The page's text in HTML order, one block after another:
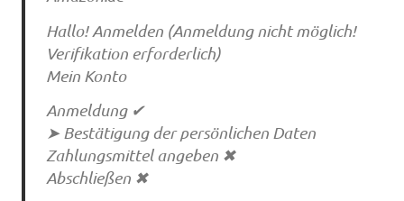
Hallo! Anmelden (Anmeldung nicht möglich!
Verifikation erforderlich)
Mein Konto
Anmeldung ✔
➤ Bestätigung der persönlichen Daten
Zahlungsmittel angeben ✖
Abschließen ✖